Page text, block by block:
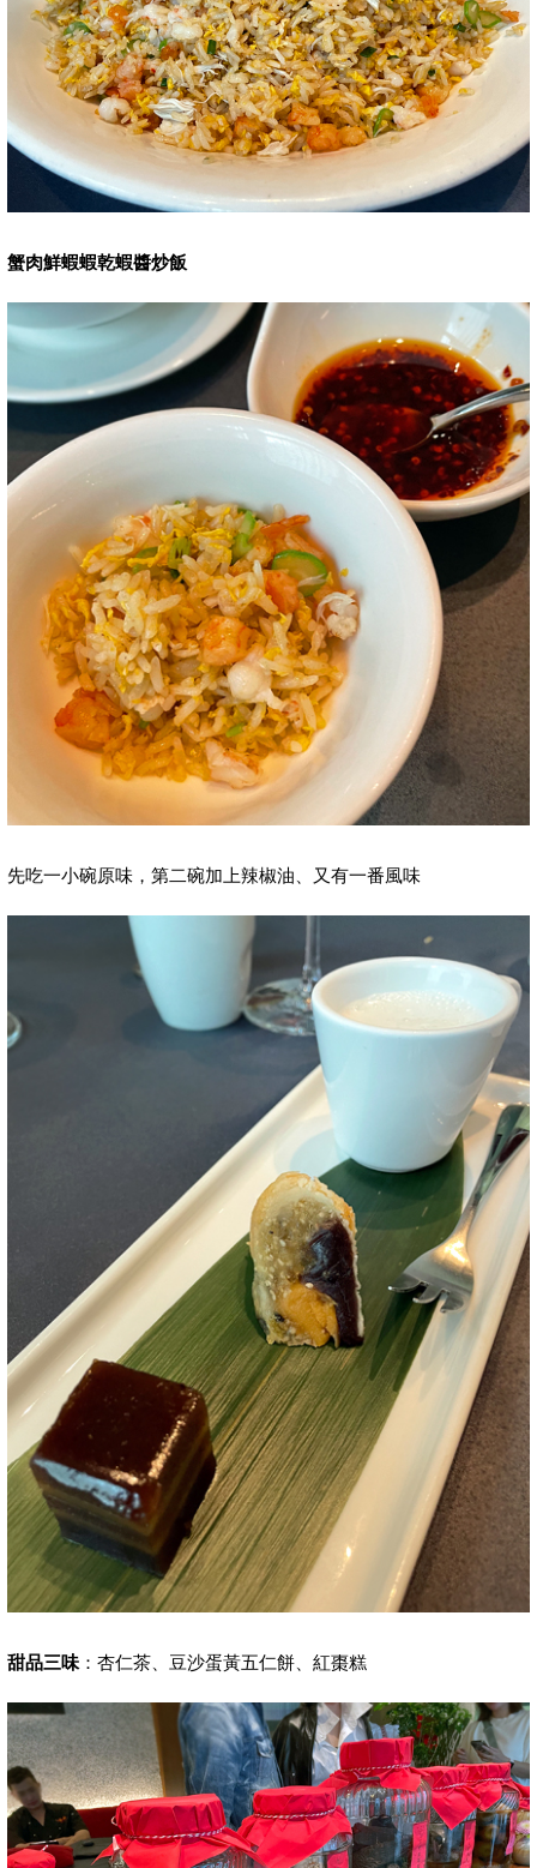
蟹肉鮮蝦蝦乾蝦醬炒飯
先吃一小碗原味，第二碗加上辣椒油、又有一番風味
甜品三味 ：杏仁茶、豆沙蛋黃五仁餅、紅棗糕